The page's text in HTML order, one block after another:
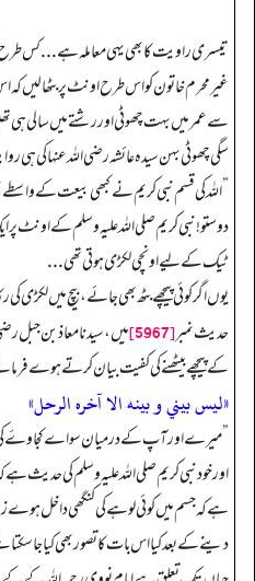
تیسری راویت کا بھی یہی معاملہ ہے ...کس طرح
غیر محرم خاتون کو اس طرح اونٹ پر بٹھا
سے عمر میں بہت چھوٹی اور رشتے میں سالی ہی
سگی چھوٹی بہن سیدہ عائشہ رضی اللہ عنہا کی
”اللہ کی قسم نبی کریم نے کبھی بیعت کے
دوستو! نبی کریم صلی اللہ علیہ وسلم کے اونٹ پر
ٹیک کے لیے اونچی لکڑی ہوتی تھی ...
یوں اگر کوئی پیچھے بٹھ بھی جائے، بیچ میں لکڑی
حدیث نمبر[5967]
میں، سیدنا معاذ بن جبل
کے پیچھے بیٹھنے کی کفیت بیان کرتے ہوے
«ليس بيني و بينه الا آخره الرحل»
”میرےاور آپ کے درمیان سواے کجاوۓ کی
اور خود نبی کریم صلی اللہ علیہ وسلم کی
ہے کہ جسم میں کوئی لوہے کی کنگھی داخل ہو
دینے کے بعد کیا اس بات کا تصور بھی کیا جا